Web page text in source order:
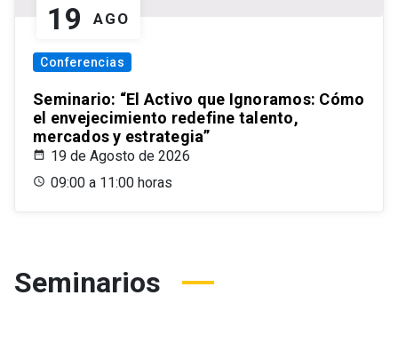
19 AGO
Conferencias
Seminario: “El Activo que Ignoramos: Cómo
el envejecimiento redefine talento,
mercados y estrategia”
19 de Agosto de 2026
09:00 a 11:00 horas
Seminarios